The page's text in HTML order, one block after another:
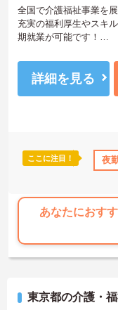
研修制度あり 産
全国で介護福祉事業を
充実の福利厚生やスキ
期就業が可能です！
すのでお気軽にご相談
詳細を見る
ここに注目！ 夜
あなたにおす
東京都の介護・